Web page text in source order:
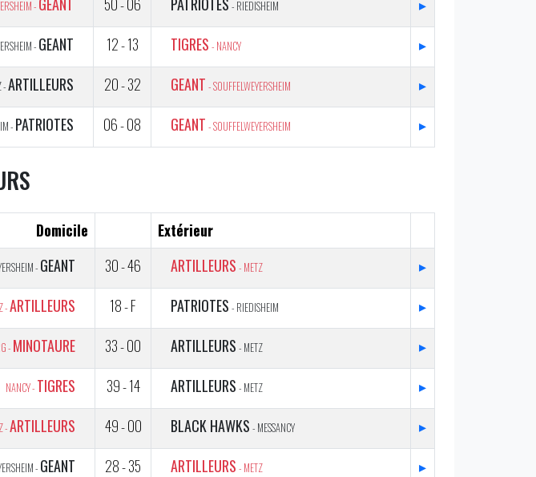
- - RIEDISHEIM
- GEANT 12 - 13 TIGRES - NANCY
▸
-ARTILLEURS 20 - 32 GEANT - SOUFFELWEYERSHEIM
▸
- PATRIOTES 06 - 08 GEANT - SOUFFELWEYERSHEIM ▸
Domicile
Extérieur
- GEANT 30 - 46 ARTILLEURS - METZ
▸
-ARTILLEURS 18 - F PATRIOTES - RIEDISHEIM
▸
- MINOTAURE 33 - 00 ARTILLEURS - METZ
▸
NANCY - TIGRES 39 - 14 ARTILLEURS - METZ
▸
-ARTILLEURS 49 - 00 BLACK HAWKS - MESSANCY
▸
- GEANT 28 - 35 ARTILLEURS - METZ
▸